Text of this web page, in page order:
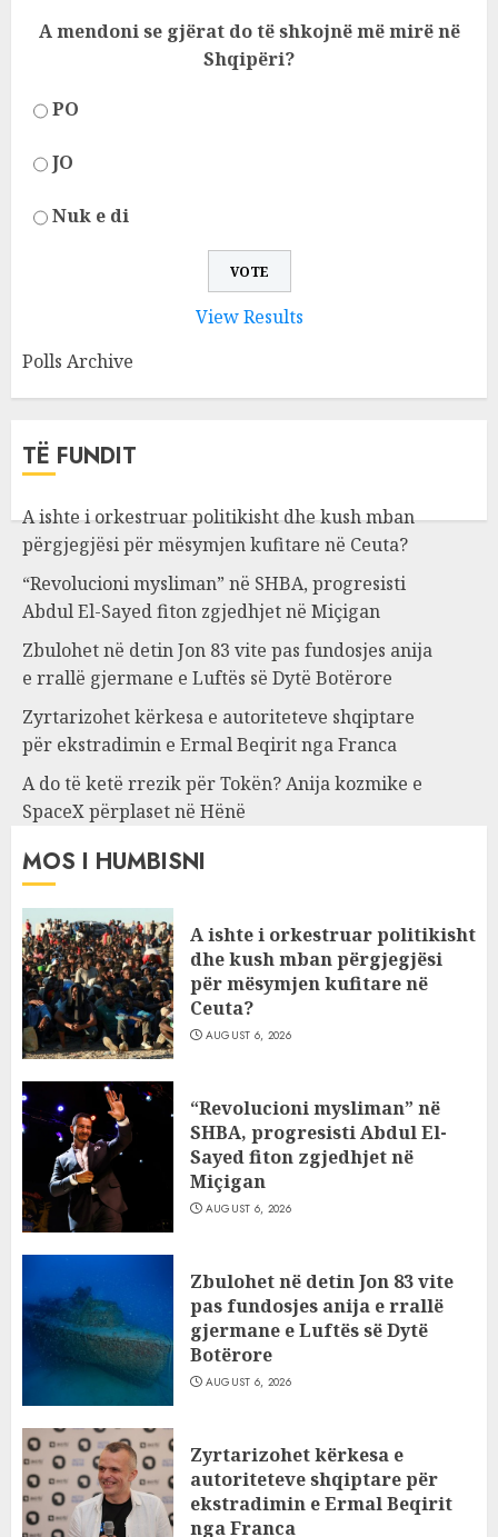
A mendoni se gjërat do të shkojnë më mirë në
Shqipëri?
PO
JO
Nuk e di
View Results
Polls Archive
TË FUNDIT
A ishte i orkestruar politikisht dhe kush mban
përgjegjësi për mësymjen kufitare në Ceuta?
“Revolucioni mysliman” në SHBA, progresisti
Abdul El-Sayed fiton zgjedhjet në Miçigan
Zbulohet në detin Jon 83 vite pas fundosjes anija
e rrallë gjermane e Luftës së Dytë Botërore
Zyrtarizohet kërkesa e autoriteteve shqiptare
për ekstradimin e Ermal Beqirit nga Franca
A do të ketë rrezik për Tokën? Anija kozmike e
SpaceX përplaset në Hënë
MOS I HUMBISNI
A ishte i orkestruar politikisht
dhe kush mban përgjegjësi
për mësymjen kufitare në
Ceuta?
AUGUST 6, 2026
“Revolucioni mysliman” në
SHBA, progresisti Abdul El-
Sayed fiton zgjedhjet në
Miçigan
AUGUST 6, 2026
Zbulohet në detin Jon 83 vite
pas fundosjes anija e rrallë
gjermane e Luftës së Dytë
Botërore
AUGUST 6, 2026
Zyrtarizohet kërkesa e
autoriteteve shqiptare për
ekstradimin e Ermal Beqirit
nga Franca